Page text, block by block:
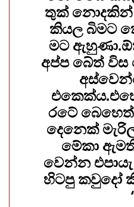
තුක් නොදකින්
කියල බිමට
මට
අප්ප බේත්
රටේ
දෙනෙක්
මේකා
වෙන්න
හිටපු කවුදෝ